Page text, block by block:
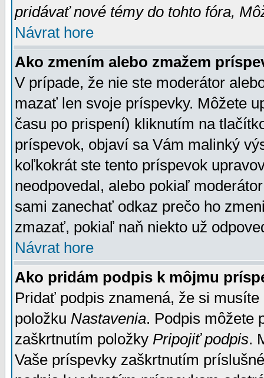
pridávať nové témy do tohto fóra,
Návrat hore
Ako zmením alebo zmažem
V prípade, že nie ste moderátor
mazať len svoje príspevky. Môžete
času po prispení) kliknutím na
príspevok, objaví sa Vám malinký
koľkokrát ste tento príspevok
neodpovedal, alebo pokiaľ
sami zanechať odkaz prečo ho
zmazať, pokiaľ naň niekto už
Návrat hore
Ako pridám podpis k môjmu
Pridať podpis znamená, že si
položku Nastavenia. Podpis môžete
zaškrtnutím položky Pripojiť podpis.
Vaše príspevky zaškrtnutím